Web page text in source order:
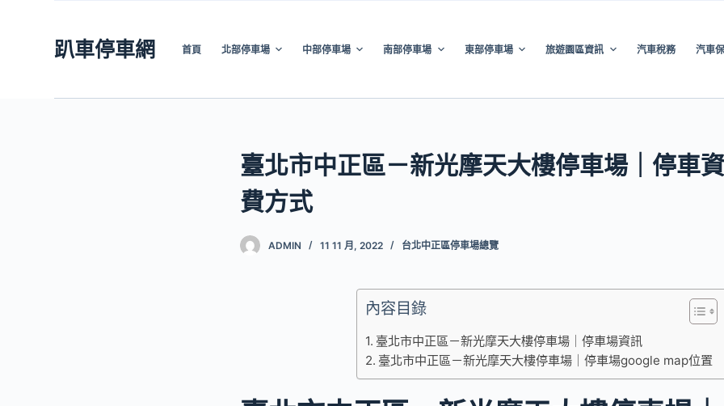
趴車停車網 首頁 北部停車場 中部停車場 南部停車場 東部停車場 旅遊園區資訊 汽車稅務 汽車
臺北市中正區－新光摩天大樓停車場｜停車
費方式
ADMIN 11 11 月, 2022 台北中正區停車場總覽
內容目錄
臺北市中正區－新光摩天大樓停車場｜停車場資訊
臺北市中正區－新光摩天大樓停車場｜停車場google map位置